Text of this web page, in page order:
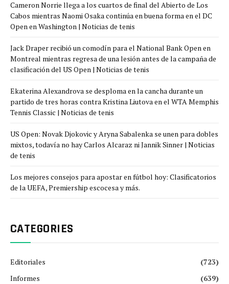
Cameron Norrie llega a los cuartos de final del Abierto de Los
Cabos mientras Naomi Osaka continúa en buena forma en el DC
Open en Washington | Noticias de tenis
Jack Draper recibió un comodín para el National Bank Open en
Montreal mientras regresa de una lesión antes de la campaña de
clasificación del US Open | Noticias de tenis
Ekaterina Alexandrova se desploma en la cancha durante un
partido de tres horas contra Kristina Liutova en el WTA Memphis
Tennis Classic | Noticias de tenis
US Open: Novak Djokovic y Aryna Sabalenka se unen para dobles
mixtos, todavía no hay Carlos Alcaraz ni Jannik Sinner | Noticias
de tenis
Los mejores consejos para apostar en fútbol hoy: Clasificatorios
de la UEFA, Premiership escocesa y más.
CATEGORIES
Editoriales
(723)
Informes
(639)